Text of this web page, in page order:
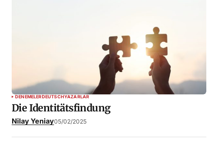
DENEMELERDEUTSCHYAZARLAR
Die Identitätsfindung
Nilay Yeniay05/02/2025